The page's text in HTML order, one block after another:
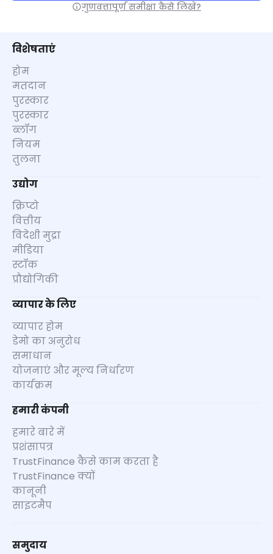
गुणवत्तापूर्ण समीक्षा कैसे लिखें?
विशेषताएं
होम
मतदान
पुरस्कार
पुरस्कार
ब्लॉग
नियम
तुलना
उद्योग
क्रिप्टो
वित्तीय
विदेशी मुद्रा
मीडिया
स्टॉक
प्रौद्योगिकी
व्यापार के लिए
व्यापार होम
डेमो का अनुरोध
समाधान
योजनाएं और मूल्य निर्धारण
कार्यक्रम
हमारी कंपनी
हमारे बारे में
प्रशंसापत्र
TrustFinance कैसे काम करता है
TrustFinance क्यों
कानूनी
साइटमैप
समुदाय